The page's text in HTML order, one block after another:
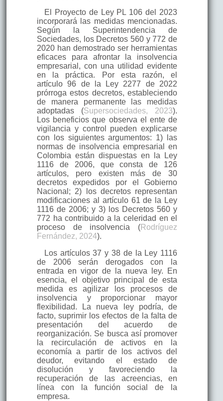
El Proyecto de Ley PL 106 del 2023
incorporará las medidas mencionadas.
Según la Superintendencia de
Sociedades, los Decretos 560 y 772 de
2020 han demostrado ser herramientas
eficaces para afrontar la insolvencia
empresarial, con una utilidad evidente
en la práctica. Por esta razón, el
artículo 96 de la Ley 2277 de 2022
prórroga estos decretos, estableciendo
de manera permanente las medidas
adoptadas (Supersociedades, 2023).
Los beneficios que observa el ente de
vigilancia y control pueden explicarse
con los siguientes argumentos: 1) las
normas de insolvencia empresarial en
Colombia están dispuestas en la Ley
1116 de 2006, que consta de 126
artículos, pero existen más de 30
decretos expedidos por el Gobierno
Nacional; 2) los decretos representan
modificaciones al artículo 61 de la Ley
1116 de 2006; y 3) los Decretos 560 y
772 ha contribuido a la celeridad en el
proceso de insolvencia (Rodríguez
Fernández, 2024).
Los artículos 37 y 38 de la Ley 1116
de 2006 serán derogados con la
entrada en vigor de la nueva ley. En
esencia, el objetivo principal de esta
medida es agilizar los procesos de
insolvencia y proporcionar mayor
flexibilidad. La nueva ley podría, de
facto, suprimir los efectos de la falta de
presentación del acuerdo de
reorganización. Se busca así promover
la recirculación de activos en la
economía a partir de los activos del
deudor, evitando el estado de
disolución y favoreciendo la
recuperación de las acreencias, en
línea con la función social de la
empresa.